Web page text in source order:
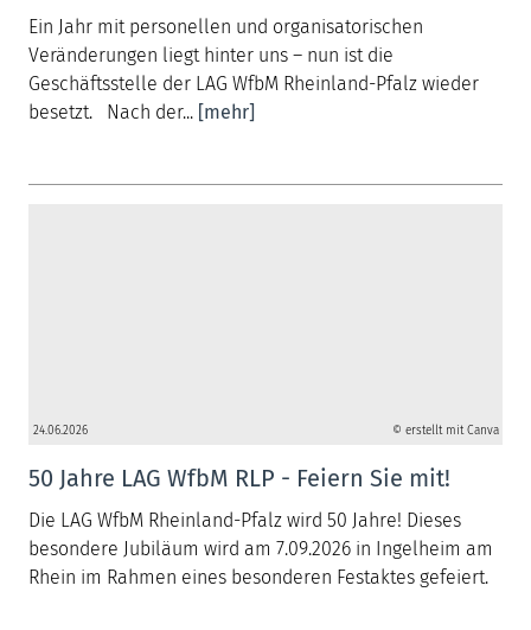
Ein Jahr mit personellen und organisatorischen
Veränderungen liegt hinter uns – nun ist die
Geschäftsstelle der LAG WfbM Rheinland-Pfalz wieder
besetzt. Nach der... [mehr]
24.06.2026 © erstellt mit Canva
50 Jahre LAG WfbM RLP - Feiern Sie mit!
Die LAG WfbM Rheinland-Pfalz wird 50 Jahre! Dieses
besondere Jubiläum wird am 7.09.2026 in Ingelheim am
Rhein im Rahmen eines besonderen Festaktes gefeiert.